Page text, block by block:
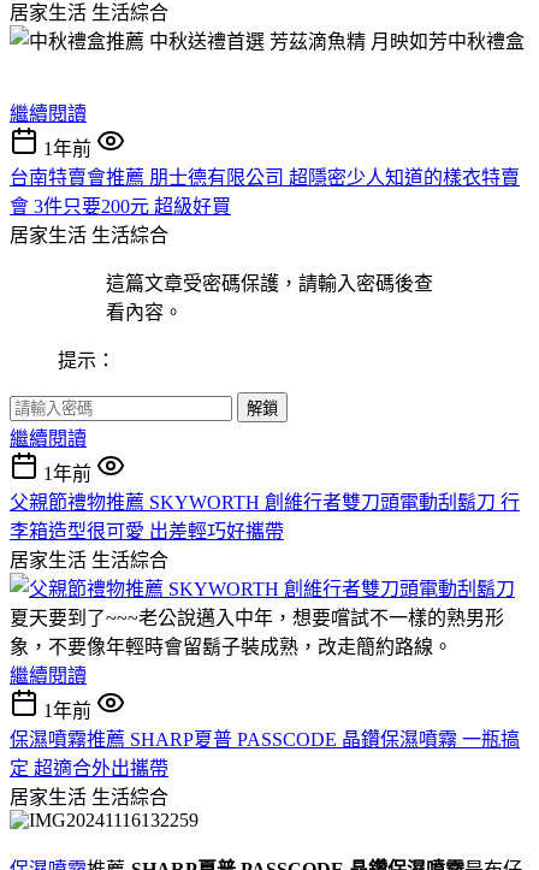
居家生活 生活綜合
繼續閱讀
1年前
台南特賣會推薦 朋士德有限公司 超隱密少人知道的樣衣特賣
會 3件只要200元 超級好買
居家生活 生活綜合
這篇文章受密碼保護，請輸入密碼後查
看內容。
提示：
解鎖
繼續閱讀
1年前
父親節禮物推薦 SKYWORTH 創維行者雙刀頭電動刮鬍刀 行
李箱造型很可愛 出差輕巧好攜帶
居家生活 生活綜合
夏天要到了~~~老公說邁入中年，想要嚐試不一樣的熟男形
象，不要像年輕時會留鬍子裝成熟，改走簡約路線。
繼續閱讀
1年前
保濕噴霧推薦 SHARP夏普 PASSCODE 晶鑽保濕噴霧 一瓶搞
定 超適合外出攜帶
居家生活 生活綜合